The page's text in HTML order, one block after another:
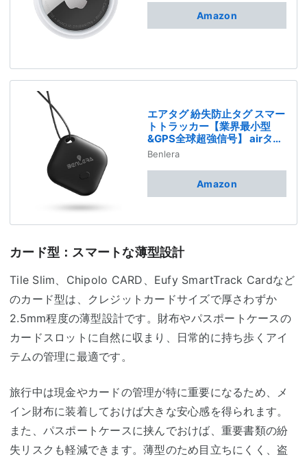
Amazon
エアタグ 紛失防止タグ スマー
トトラッカー【業界最小型
&GPS全球超強信号】 airタグ
追跡タグ gps 小型 バレない
追跡 盗難対策（Apple「探
す」のみ対応 ）IOS専用 技適
書 (黒)
Benlera
Amazon
カード型：スマートな薄型設計
Tile Slim、Chipolo CARD、Eufy SmartTrack Cardなど
のカード型は、クレジットカードサイズで厚さわずか
2.5mm程度の薄型設計です。財布やパスポートケースの
カードスロットに自然に収まり、日常的に持ち歩くアイ
テムの管理に最適です。
旅行中は現金やカードの管理が特に重要になるため、メ
イン財布に装着しておけば大きな安心感を得られます。
また、パスポートケースに挟んでおけば、重要書類の紛
失リスクも軽減できます。薄型のため目立ちにくく、盗